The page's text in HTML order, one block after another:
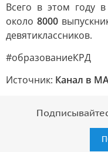
Всего в этом году в
около8000
девятиклассников.
#образованиеКРД
Источник: Канал в